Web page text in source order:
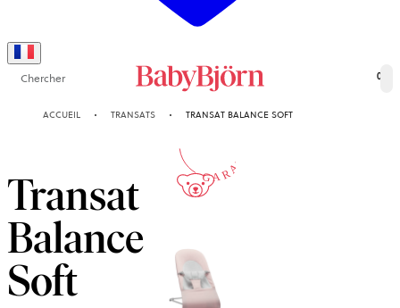
Chercher 0
ACCUEIL TRANSATS TRANSAT BALANCE SOFT
Transat
Balance
Soft
10-ANS
GARANTIE